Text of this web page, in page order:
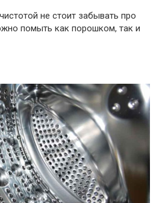
не стоит забывать про
помыть как порошком, так и